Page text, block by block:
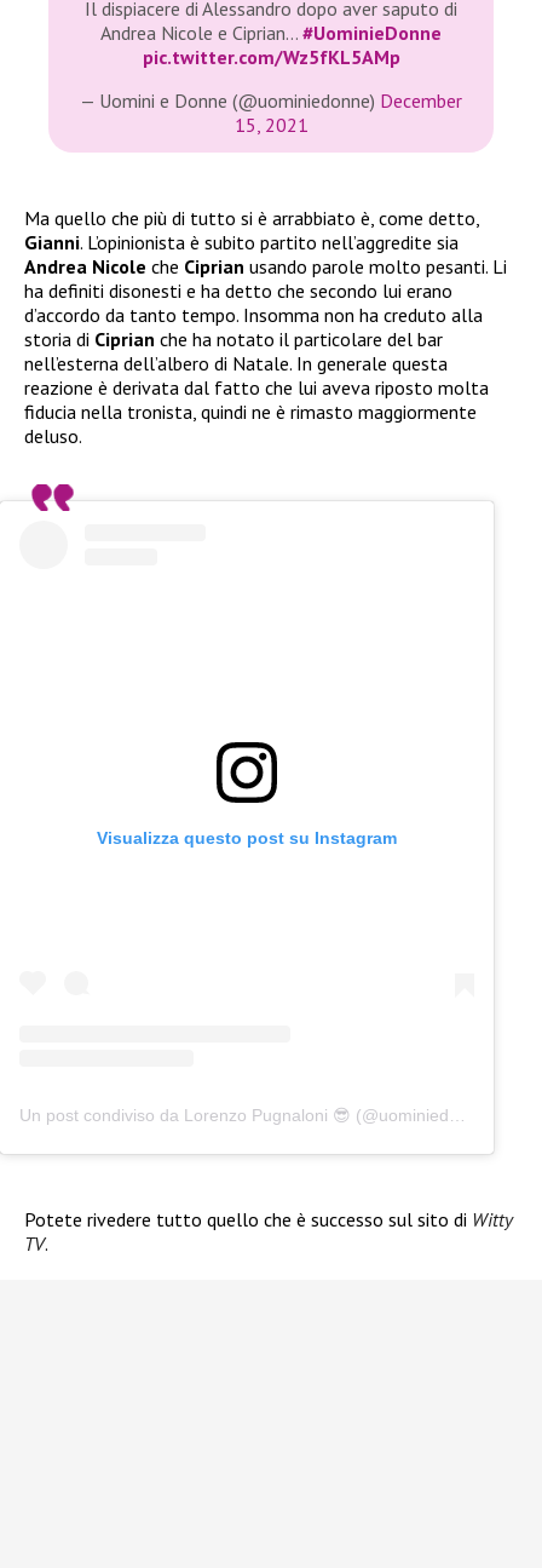
Il dispiacere di Alessandro dopo aver saputo di
Andrea Nicole e Ciprian… #UominieDonne
pic.twitter.com/Wz5fKL5AMp
— Uomini e Donne (@uominiedonne) December
15, 2021
Ma quello che più di tutto si è arrabbiato è, come detto,
Gianni. L’opinionista è subito partito nell’aggredite sia
Andrea Nicole che Ciprian usando parole molto pesanti. Li
ha definiti disonesti e ha detto che secondo lui erano
d’accordo da tanto tempo. Insomma non ha creduto alla
storia di Ciprian che ha notato il particolare del bar
nell’esterna dell’albero di Natale. In generale questa
reazione è derivata dal fatto che lui aveva riposto molta
fiducia nella tronista, quindi ne è rimasto maggiormente
deluso.
Visualizza questo post su Instagram
Potete rivedere tutto quello che è successo sul sito di Witty
TV.